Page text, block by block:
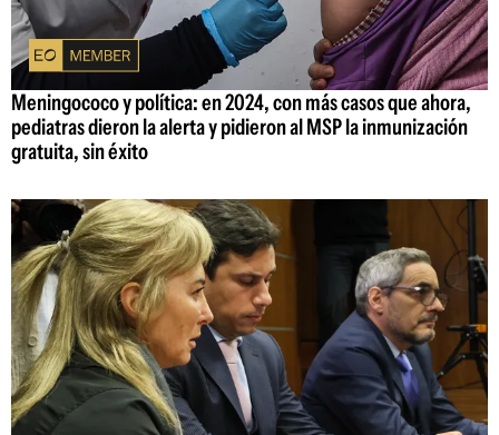
Meningococo y política: en 2024, con más casos que ahora,
pediatras dieron la alerta y pidieron al MSP la inmunización
gratuita, sin éxito